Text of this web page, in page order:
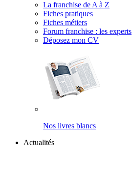
La franchise de A à Z
Fiches pratiques
Fiches métiers
Forum franchise : les experts
Déposez mon CV
Nos livres blancs
Actualités